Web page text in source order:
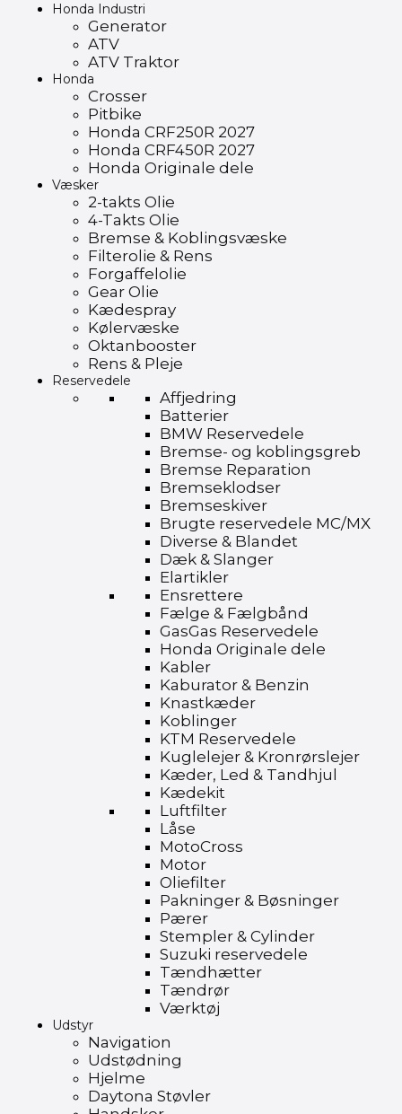
Honda Industri
Generator
ATV
ATV Traktor
Honda
Crosser
Pitbike
Honda CRF250R 2027
Honda CRF450R 2027
Honda Originale dele
Væsker
2-takts Olie
4-Takts Olie
Bremse & Koblingsvæske
Filterolie & Rens
Forgaffelolie
Gear Olie
Kædespray
Kølervæske
Oktanbooster
Rens & Pleje
Reservedele
Affjedring
Batterier
BMW Reservedele
Bremse- og koblingsgreb
Bremse Reparation
Bremseklodser
Bremseskiver
Brugte reservedele MC/MX
Diverse & Blandet
Dæk & Slanger
Elartikler
Ensrettere
Fælge & Fælgbånd
GasGas Reservedele
Honda Originale dele
Kabler
Kaburator & Benzin
Knastkæder
Koblinger
KTM Reservedele
Kuglelejer & Kronrørslejer
Kæder, Led & Tandhjul
Kædekit
Luftfilter
Låse
MotoCross
Motor
Oliefilter
Pakninger & Bøsninger
Pærer
Stempler & Cylinder
Suzuki reservedele
Tændhætter
Tændrør
Værktøj
Udstyr
Navigation
Udstødning
Hjelme
Daytona Støvler